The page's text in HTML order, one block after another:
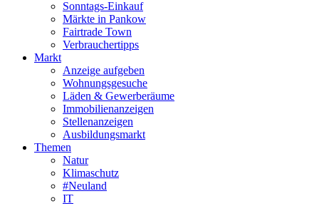
Sonntags-Einkauf
Märkte in Pankow
Fairtrade Town
Verbrauchertipps
Markt
Anzeige aufgeben
Wohnungsgesuche
Läden & Gewerberäume
Immobilienanzeigen
Stellenanzeigen
Ausbildungsmarkt
Themen
Natur
Klimaschutz
#Neuland
IT